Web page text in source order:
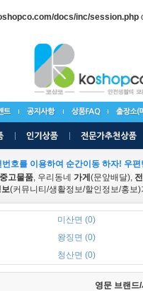
docs/inc/session.php
번호를 이용하여 순간이동 하자! 우
고물품, 우리동네 가게 (문앞배달),
보(커뮤니티/생활정보/할인정보/홍보
미산면 (0)
왕징면 (0)
청산면 (0)
영문 브랜드